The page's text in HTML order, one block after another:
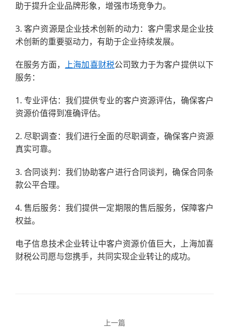
助于提升企业品牌形象，增强市场竞争力。
3. 客户资源是企业技术创新的动力：客户需求是企业技
术创新的重要驱动力，有助于企业持续发展。
在服务方面， 上海加喜财税公司致力于为客户提供以下
服务：
1. 专业评估：我们提供专业的客户资源评估，确保客户
资源价值得到准确评估。
2. 尽职调查：我们进行全面的尽职调查，确保客户资源
真实可靠。
3. 合同谈判：我们协助客户进行合同谈判，确保合同条
款公平合理。
4. 售后服务：我们提供一定期限的售后服务，保障客户
权益。
电子信息技术企业转让中客户资源价值巨大，上海加喜
财税公司愿与您携手，共同实现企业转让的成功。
上一篇